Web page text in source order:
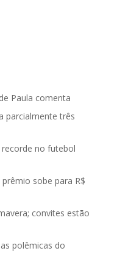
Paula comenta
parcialmente três
no futebol
sobe para R$
convites estão
polêmicas do